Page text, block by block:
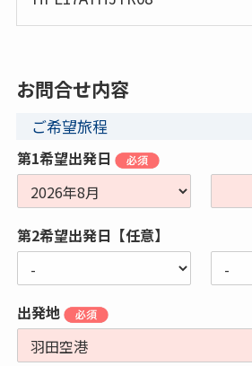
お問合せ内容
ご希望旅程
第1希望出発日
第2希望出発日【任意】
出発地